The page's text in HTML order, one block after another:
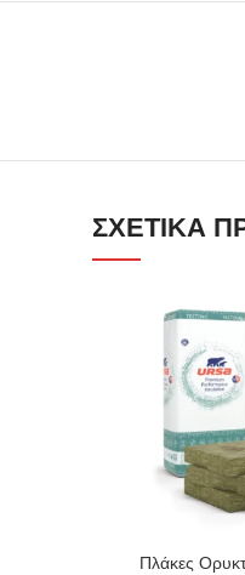
ΣΧΕΤΙΚΆ
Πλάκες